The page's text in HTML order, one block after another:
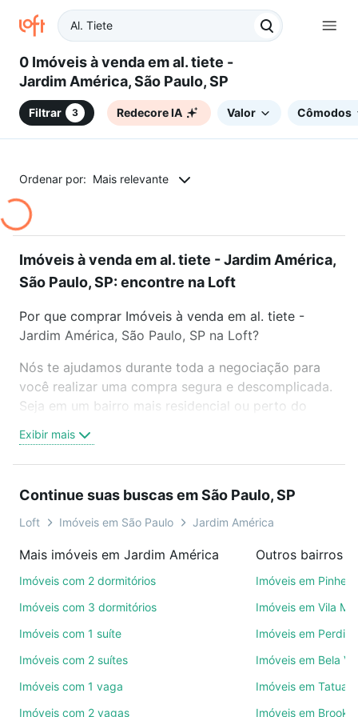
0 Imóveis à venda em al. tiete -
Jardim América, São Paulo, SP
Filtrar 3 Redecore IA Valor Cômodos
Ordenar por: Mais relevante
Imóveis à venda em al. tiete - Jardim América,
São Paulo, SP: encontre na Loft
Por que comprar Imóveis à venda em al. tiete -
Jardim América, São Paulo, SP na Loft?
Nós te ajudamos durante toda a negociação para
você realizar uma compra segura e descomplicada.
Seja em um bairro mais residencial ou perto do
oferta ideal de Imóveis à venda em al. tiete - Jardim
América, São Paulo, SP para conquistar seu sonho.
é grátis, sem compromisso e você ainda conta com
mais de 46 mil corretores e imobiliárias te ajudando
Como escolher um imóvel?
Use barra de busca no topo para pesquisar por
também pode usar os filtros como quantidade de
quartos, suítes, com ou sem vaga de garagem para
combinar perfeitamente com o preço, metragem e
Exibir mais
Continue suas buscas em São Paulo, SP
Loft Imóveis em São Paulo Jardim América
Mais imóveis em Jardim América
Imóveis com 2 dormitórios
Imóveis com 3 dormitórios
Imóveis com 1 suíte
Imóveis com 2 suítes
Imóveis com 1 vaga
Imóveis com 2 vagas
Outros bairros
Imóveis em
Imóveis em Vila
Imóveis em
Imóveis em Bela
Imóveis em
Imóveis em